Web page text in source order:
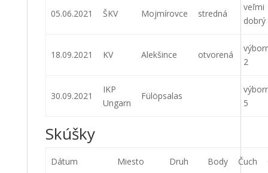
05.06.2021 ŠKV Mojmírovce stredná
veľmi
dobrý
18.09.2021 KV Alekšince otvorená
2
30.09.2021
IKP
Ungarn
Fülöpsalas
5
Skúšky
Dátum Miesto Druh Body Čuch